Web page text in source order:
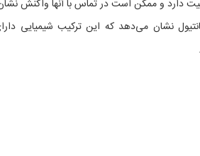
دارد و ممکن است در تماس با آنها واکنش
نشان می‌دهد که این ترکیب شیمیایی